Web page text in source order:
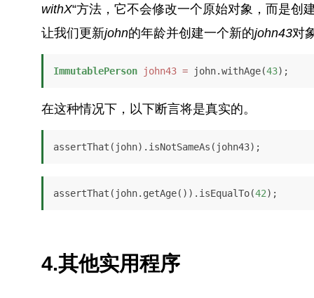
withX“方法，它不会修改一个原始对象，而是创
让我们更新john的年龄并创建一个新的john43对
ImmutablePerson john43 = john.withAge(43
在这种情况下，以下断言将是真实的。
assertThat(john).isNotSameAs(john43);
assertThat(john.getAge()).isEqualTo(42);
4.其他实用程序